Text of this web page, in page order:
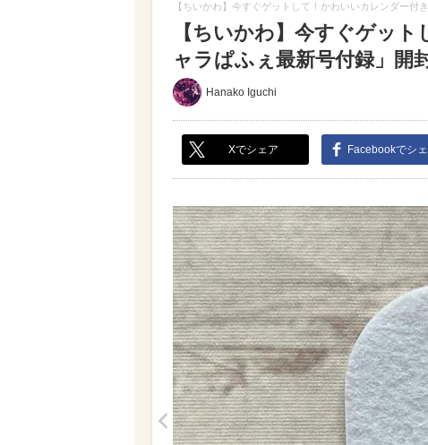
【ちいかわ】今すぐゲットして！かわいいカレンダー付
【ちいかわ】今すぐゲッ
ャラぱふぇ最新号付録」開
Hanako Iguchi
Xでシェア Facebookでシ